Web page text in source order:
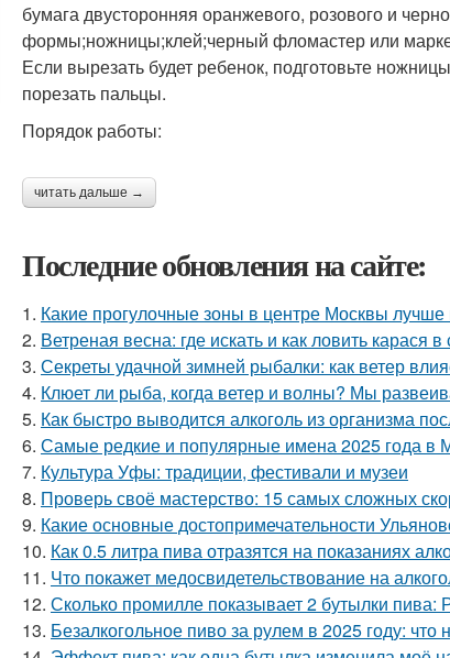
бумага двусторонняя оранжевого, розового и
формы;ножницы;клей;черный фломастер или
Если вырезать будет ребенок, подготовьте
порезать пальцы.
Порядок работы:
читать дальше →
Последние обновления на сайте:
1. Какие прогулочные зоны в центре Москвы лучше
2. Ветреная весна: где искать и как ловить карася
3. Секреты удачной зимней рыбалки: как ветер
4. Клюет ли рыба, когда ветер и волны? Мы
5. Как быстро выводится алкоголь из организма
6. Самые редкие и популярные имена 2025 года в
7. Культура Уфы: традиции, фестивали и музеи
8. Проверь своё мастерство: 15 самых сложных
9. Какие основные достопримечательности
10. Как 0.5 литра пива отразятся на показаниях
11. Что покажет медосвидетельствование на
12. Сколько промилле показывает 2 бутылки пива:
13. Безалкогольное пиво за рулем в 2025 году: что